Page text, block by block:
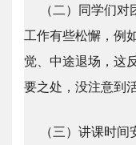
（二）同学们
工作有些松懈，例
觉、中途退场，这
要之处，没注意到
（三）讲课时间